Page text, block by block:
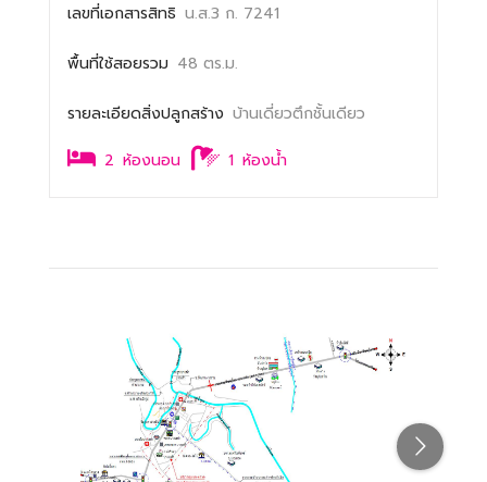
เลขที่เอกสารสิทธิ น.ส.3 ก. 7241
พื้นที่ใช้สอยรวม 48 ตร.ม.
รายละเอียดสิ่งปลูกสร้าง บ้านเดี่ยวตึกชั้นเดียว
2 ห้องนอน 1 ห้องน้ำ